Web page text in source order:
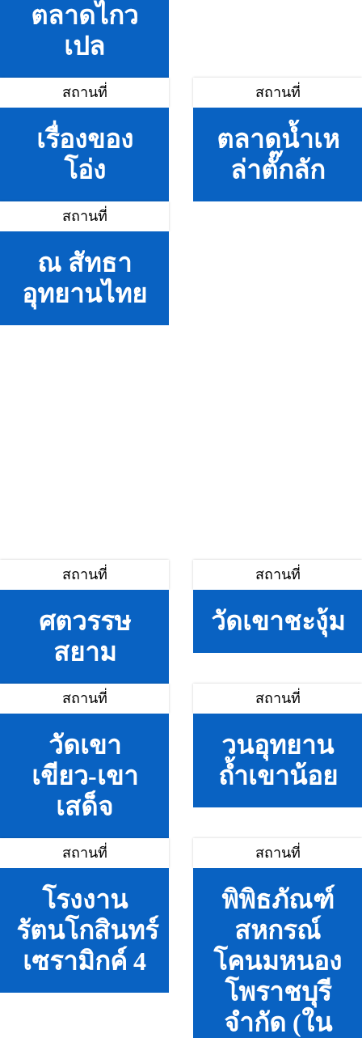
ตลาดไกว
เปล
สถานที่
เรื่องของ
โอ่ง
สถานที่
ตลาดน้ำเห
ล่าตั๊กลัก
สถานที่
ณ สัทธา
อุทยานไทย
สถานที่
ศตวรรษ
สยาม
สถานที่
วัดเขาชะงุ้ม
สถานที่
วัดเขา
เขียว-เขา
เสด็จ
สถานที่
วนอุทยาน
ถ้ำเขาน้อย
สถานที่
โรงงาน
รัตนโกสินทร์
เซรามิกค์ 4
สถานที่
พิพิธภัณฑ์
สหกรณ์
โคนมหนอง
โพราชบุรี
จำกัด (ใน